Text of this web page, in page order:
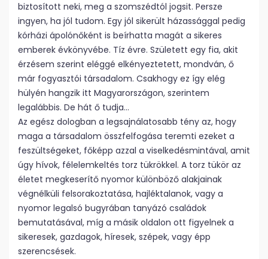
biztosított neki, meg a szomszédtól jogsit. Persze
ingyen, ha jól tudom. Egy jól sikerült házassággal pedig
kórházi ápolónőként is beírhatta magát a sikeres
emberek évkönyvébe. Tíz évre. Született egy fia, akit
érzésem szerint eléggé elkényeztetett, mondván, ő
már fogyasztói társadalom. Csakhogy ez így elég
hülyén hangzik itt Magyarországon, szerintem
legalábbis. De hát ő tudja…
Az egész dologban a legsajnálatosabb tény az, hogy
maga a társadalom összfelfogása teremti ezeket a
feszültségeket, főképp azzal a viselkedésmintával, amit
úgy hívok, félelemkeltés torz tükrökkel. A torz tükör az
életet megkeserítő nyomor különböző alakjainak
végnélküli felsorakoztatása, hajléktalanok, vagy a
nyomor legalsó bugyrában tanyázó családok
bemutatásával, míg a másik oldalon ott figyelnek a
sikeresek, gazdagok, híresek, szépek, vagy épp
szerencsések.